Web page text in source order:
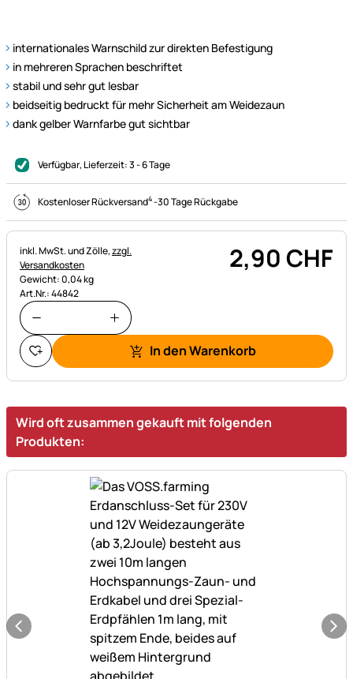
internationales Warnschild zur direkten Befestigung
in mehreren Sprachen beschriftet
stabil und sehr gut lesbar
beidseitig bedruckt für mehr Sicherheit am Weidezaun
dank gelber Warnfarbe gut sichtbar
Verfügbar, Lieferzeit:3 - 6 Tage
Kostenloser Rückversand4-30 Tage Rückgabe
Steuerhinweis:
inkl. MwSt. und Zölle,zzgl.
Versandkosten
Gewicht: 0,04 kg
Art.Nr.: 44842
2,90 CHF
In den Warenkorb
Wird oft zusammen gekauft mit folgenden
Produkten: